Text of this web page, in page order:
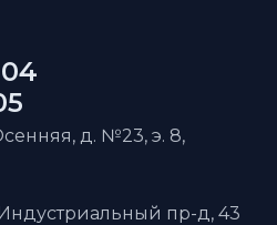
д. №23, э. 8,
пр-д, 43